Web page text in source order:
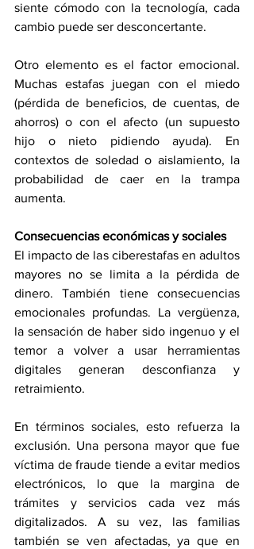
siente cómodo con la tecnología, cada
cambio puede ser desconcertante.
Otro elemento es el factor emocional.
Muchas estafas juegan con el miedo
(pérdida de beneficios, de cuentas, de
ahorros) o con el afecto (un supuesto
hijo o nieto pidiendo ayuda). En
contextos de soledad o aislamiento, la
probabilidad de caer en la trampa
aumenta.
Consecuencias económicas y sociales
El impacto de las ciberestafas en adultos
mayores no se limita a la pérdida de
dinero. También tiene consecuencias
emocionales profundas. La vergüenza,
la sensación de haber sido ingenuo y el
temor a volver a usar herramientas
digitales generan desconfianza y
retraimiento.
En términos sociales, esto refuerza la
exclusión. Una persona mayor que fue
víctima de fraude tiende a evitar medios
electrónicos, lo que la margina de
trámites y servicios cada vez más
digitalizados. A su vez, las familias
también se ven afectadas, ya que en